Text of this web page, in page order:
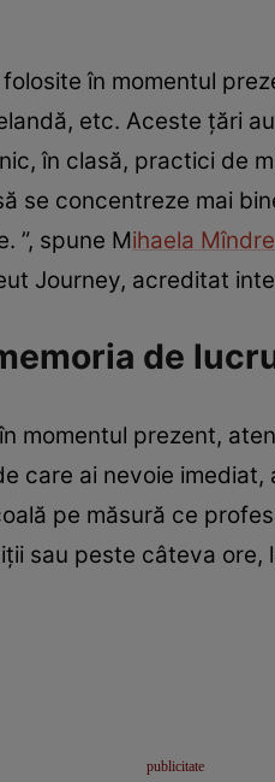
în momentul
etc. Aceste țări
în clasă, practici de
se concentreze mai
”, spune Mihaela
Journey, acreditat
de
momentul prezent,
care ai nevoie
pe măsură ce
sau peste câteva ore,